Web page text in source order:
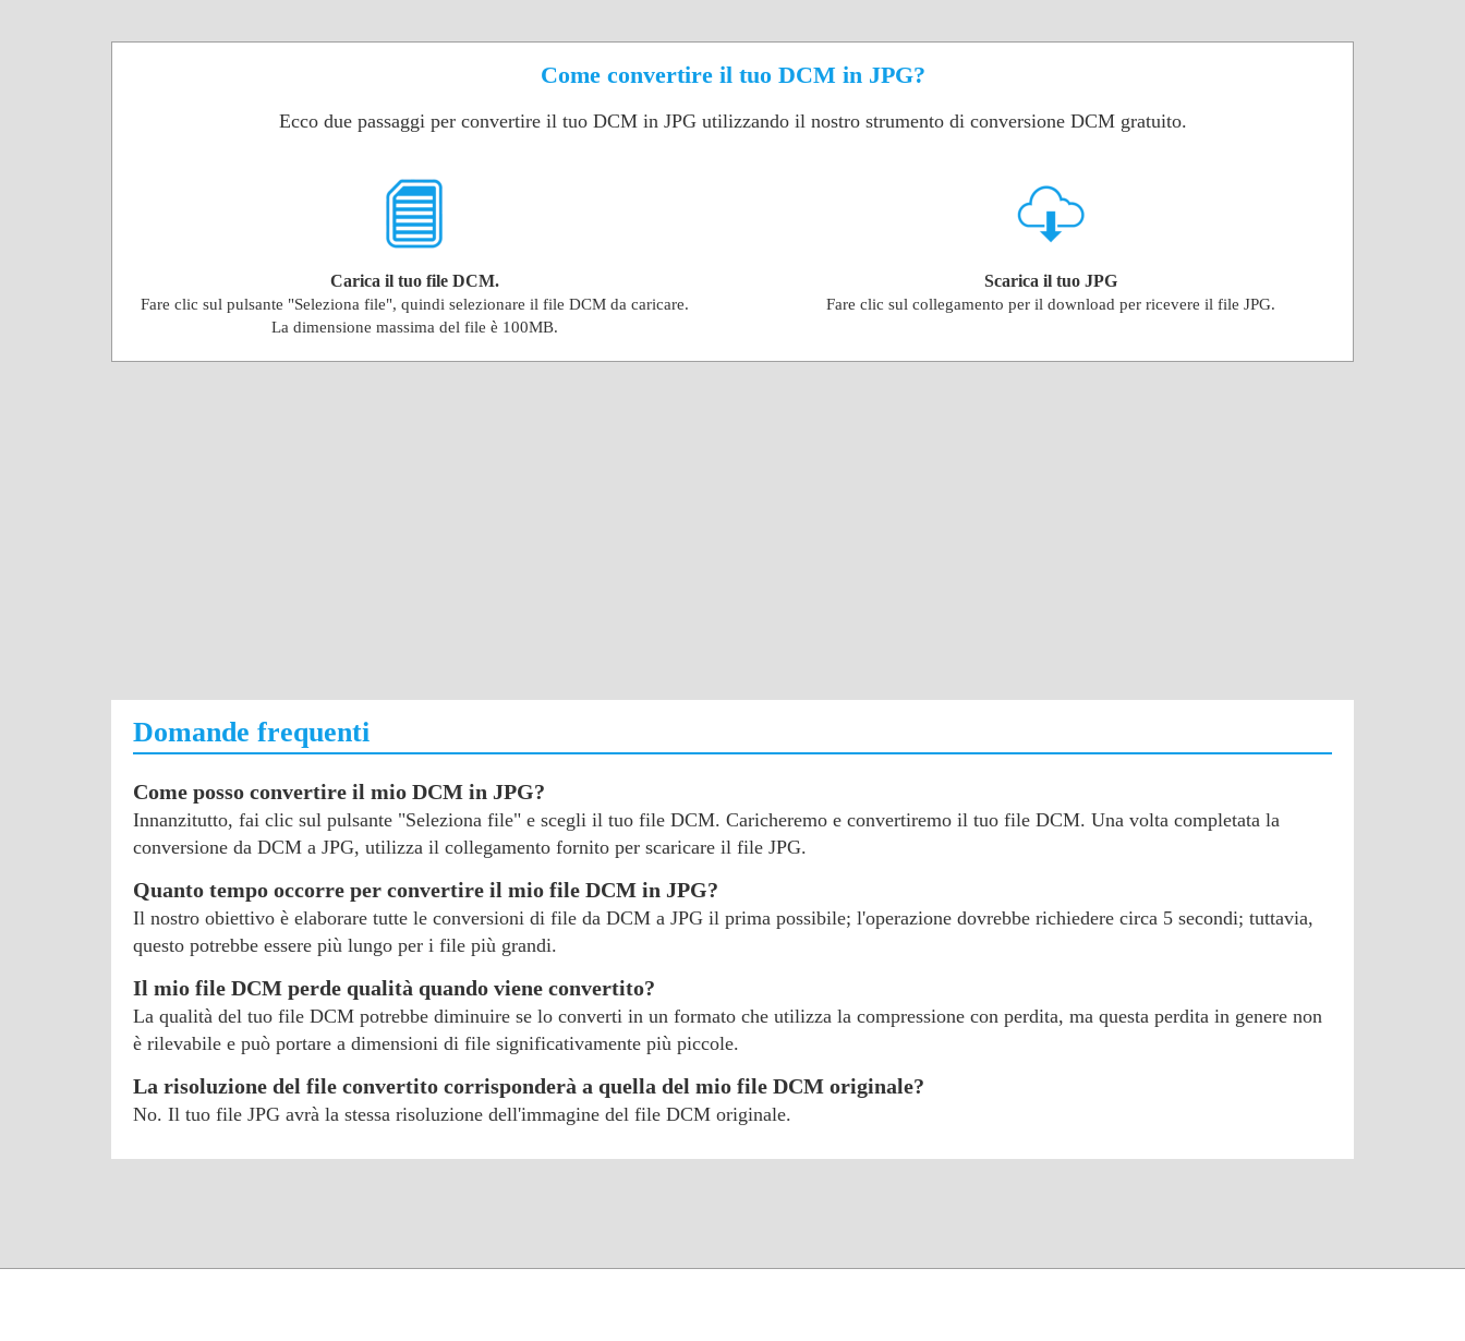
Come convertire il tuo DCM in JPG?
Ecco due passaggi per convertire il tuo DCM in JPG utilizzando il nostro strumento di conversione DCM gratuito.
Carica il tuo file DCM.
Fare clic sul pulsante "Seleziona file", quindi selezionare il file DCM da caricare.
La dimensione massima del file è 100MB.
Scarica il tuo JPG
Fare clic sul collegamento per il download per ricevere il file JPG.
Domande frequenti
Come posso convertire il mio DCM in JPG?
Innanzitutto, fai clic sul pulsante "Seleziona file" e scegli il tuo file DCM. Caricheremo e convertiremo il tuo file DCM. Una volta completata la
conversione da DCM a JPG, utilizza il collegamento fornito per scaricare il file JPG.
Quanto tempo occorre per convertire il mio file DCM in JPG?
Il nostro obiettivo è elaborare tutte le conversioni di file da DCM a JPG il prima possibile; l'operazione dovrebbe richiedere circa 5 secondi; tuttavia,
questo potrebbe essere più lungo per i file più grandi.
Il mio file DCM perde qualità quando viene convertito?
La qualità del tuo file DCM potrebbe diminuire se lo converti in un formato che utilizza la compressione con perdita, ma questa perdita in genere non
è rilevabile e può portare a dimensioni di file significativamente più piccole.
La risoluzione del file convertito corrisponderà a quella del mio file DCM originale?
No. Il tuo file JPG avrà la stessa risoluzione dell'immagine del file DCM originale.